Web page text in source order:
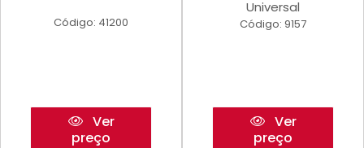
Código: 41200
Ver
preço
Universal
Código: 9157
Ver
preço